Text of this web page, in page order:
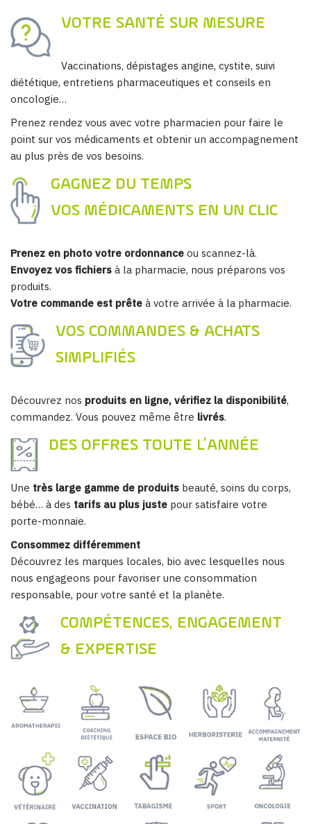
VOTRE SANTÉ SUR MESURE
Vaccinations, dépistages angine, cystite, suivi
diététique, entretiens pharmaceutiques et conseils en
oncologie…
Prenez rendez vous avec votre pharmacien pour faire le
point sur vos médicaments et obtenir un accompagnement
au plus près de vos besoins.
GAGNEZ DU TEMPS
VOS MÉDICAMENTS EN UN CLIC
Prenez en photo votre ordonnance ou scannez-là.
Envoyez vos fichiers à la pharmacie, nous préparons vos
produits.
Votre commande est prête à votre arrivée à la pharmacie.
VOS COMMANDES & ACHATS
SIMPLIFIÉS
Découvrez nos produits en ligne, vérifiez la disponibilité,
commandez. Vous pouvez même être livrés.
DES OFFRES TOUTE L’ANNÉE
Une très large gamme de produits beauté, soins du corps,
bébé… à des tarifs au plus juste pour satisfaire votre
porte-monnaie.
Consommez différemment
Découvrez les marques locales, bio avec lesquelles nous
nous engageons pour favoriser une consommation
responsable, pour votre santé et la planète.
COMPÉTENCES, ENGAGEMENT
& EXPERTISE